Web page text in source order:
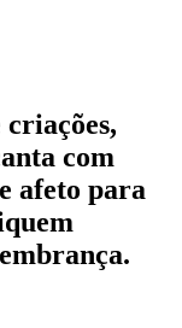
com
afeto para